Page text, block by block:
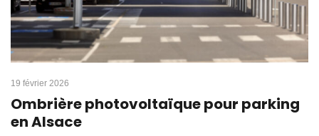
19 février 2026
Ombrière photovoltaïque pour parking
en Alsace